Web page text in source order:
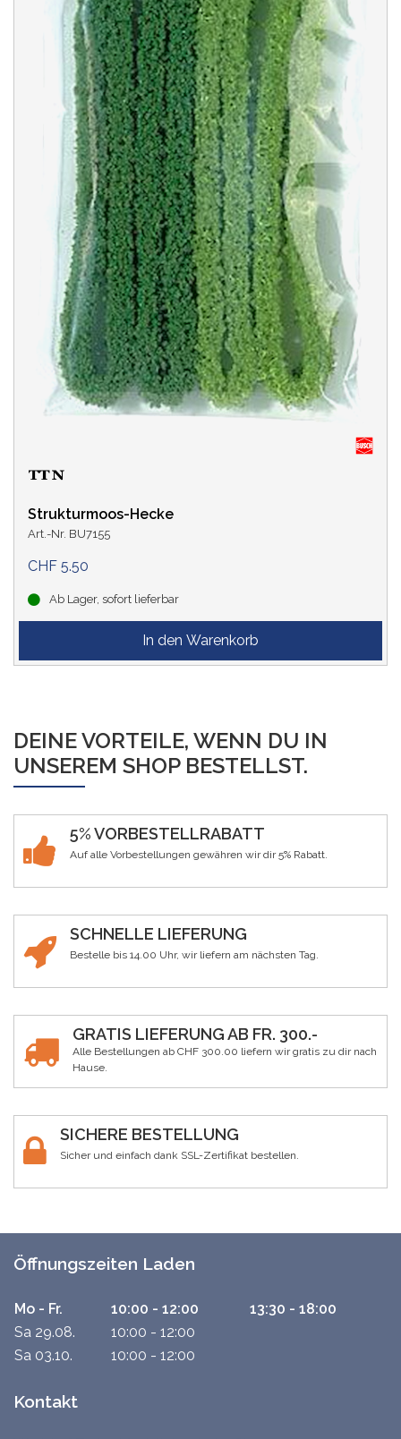
Strukturmoos-Hecke
Art.-Nr. BU7155
CHF 5.50
Ab Lager, sofort lieferbar
DEINE VORTEILE, WENN DU IN
UNSEREM SHOP BESTELLST.
5% VORBESTELLRABATT
Auf alle Vorbestellungen gewähren wir dir 5% Rabatt.
SCHNELLE LIEFERUNG
Bestelle bis 14.00 Uhr, wir liefern am nächsten Tag.
GRATIS LIEFERUNG AB FR. 300.-
Alle Bestellungen ab CHF 300.00 liefern wir gratis zu dir nach
Hause.
SICHERE BESTELLUNG
Sicher und einfach dank SSL-Zertifikat bestellen.
Öffnungszeiten Laden
Mo - Fr. 10:00 - 12:00
13:30 - 18:00
Sa 29.08.
10:00 - 12:00
Sa 03.10.
10:00 - 12:00
Kontakt